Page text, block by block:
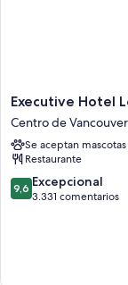
Las 65 habitaciones
calidad, además de
capacidad para un
portátil. Los viajeros
habitaciones del
Además, otros de los
Baños con
Executive
Hotel
Le
Soleil
Centro
de
Vancouver
Executive Hotel
Centro de Vancouver
Se aceptan mascotas
Restaurante
9.6
sobre
9,6 Excepcional
3.331 comentarios